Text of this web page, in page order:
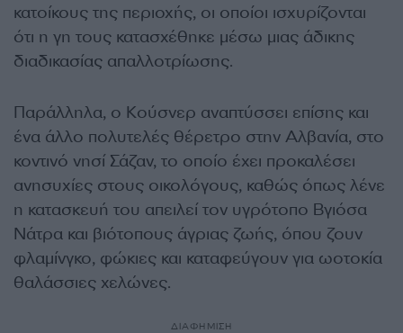
κατοίκους της περιοχής, οι οποίοι ισχυρίζονται
ότι η γη τους κατασχέθηκε μέσω μιας άδικης
διαδικασίας απαλλοτρίωσης.
Παράλληλα, ο Κούσνερ αναπτύσσει επίσης και
ένα άλλο πολυτελές θέρετρο στην Αλβανία, στο
κοντινό νησί Σάζαν, το οποίο έχει προκαλέσει
ανησυχίες στους οικολόγους, καθώς όπως λένε
η κατασκευή του απειλεί τον υγρότοπο Βγιόσα
Νάτρα και βιότοπους άγριας ζωής, όπου ζουν
φλαμίνγκο, φώκιες και καταφεύγουν για ωοτοκία
θαλάσσιες χελώνες.
ΔΙΑΦΗΜΙΣΗ